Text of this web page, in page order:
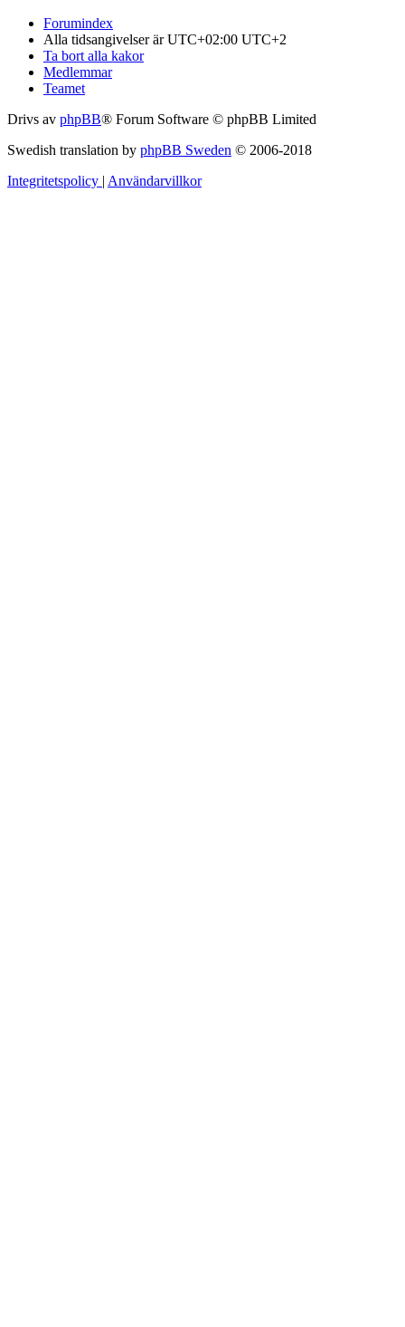
Forumindex
Alla tidsangivelser är UTC+02:00 UTC+2
Ta bort alla kakor
Medlemmar
Teamet
Drivs av phpBB® Forum Software © phpBB Limited
Swedish translation by phpBB Sweden © 2006-2018
Integritetspolicy | Användarvillkor